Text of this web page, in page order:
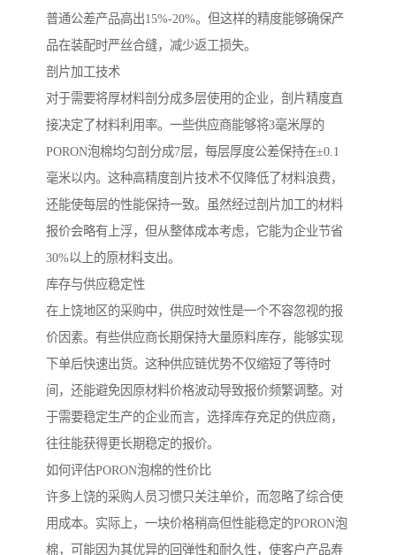
普通公差产品高出15%-20%。但这样的精度能够确保产
品在装配时严丝合缝，减少返工损失。
剖片加工技术
对于需要将厚材料剖分成多层使用的企业，剖片精度直
接决定了材料利用率。一些供应商能够将3毫米厚的
PORON泡棉均匀剖分成7层，每层厚度公差保持在±0.1
毫米以内。这种高精度剖片技术不仅降低了材料浪费，
还能使每层的性能保持一致。虽然经过剖片加工的材料
报价会略有上浮，但从整体成本考虑，它能为企业节省
30%以上的原材料支出。
库存与供应稳定性
在上饶地区的采购中，供应时效性是一个不容忽视的报
价因素。有些供应商长期保持大量原料库存，能够实现
下单后快速出货。这种供应链优势不仅缩短了等待时
间，还能避免因原材料价格波动导致报价频繁调整。对
于需要稳定生产的企业而言，选择库存充足的供应商，
往往能获得更长期稳定的报价。
如何评估PORON泡棉的性价比
许多上饶的采购人员习惯只关注单价，而忽略了综合使
用成本。实际上，一块价格稍高但性能稳定的PORON泡
棉，可能因为其优异的回弹性和耐久性，使客户产品寿